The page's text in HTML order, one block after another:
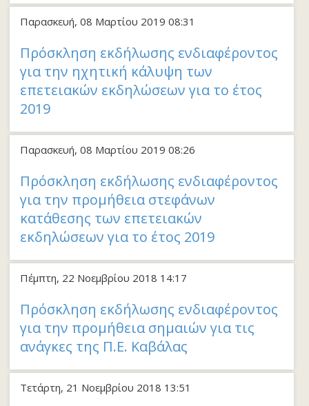
Παρασκευή, 08 Μαρτίου 2019 08:31
Πρόσκληση εκδήλωσης ενδιαφέροντος
για την ηχητική κάλυψη των
επετειακών εκδηλώσεων για το έτος
2019
Παρασκευή, 08 Μαρτίου 2019 08:26
Πρόσκληση εκδήλωσης ενδιαφέροντος
για την προμήθεια στεφάνων
κατάθεσης των επετειακών
εκδηλώσεων για το έτος 2019
Πέμπτη, 22 Νοεμβρίου 2018 14:17
Πρόσκληση εκδήλωσης ενδιαφέροντος
για την προμήθεια σημαιών για τις
ανάγκες της Π.Ε. Καβάλας
Τετάρτη, 21 Νοεμβρίου 2018 13:51